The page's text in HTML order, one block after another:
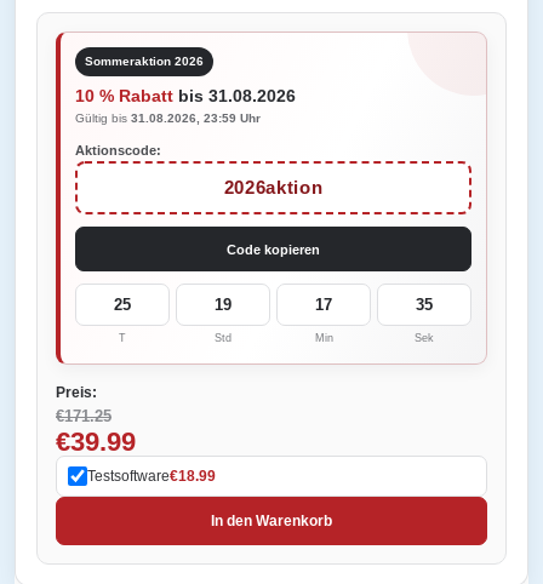
Sommeraktion 2026
10 % Rabatt bis 31.08.2026
Gültig bis 31.08.2026, 23:59 Uhr
Aktionscode:
2026aktion
Code kopieren
25
T
19
Std
17
Min
35
Sek
Preis:
€171.25
€39.99
Testsoftware€18.99
In den Warenkorb